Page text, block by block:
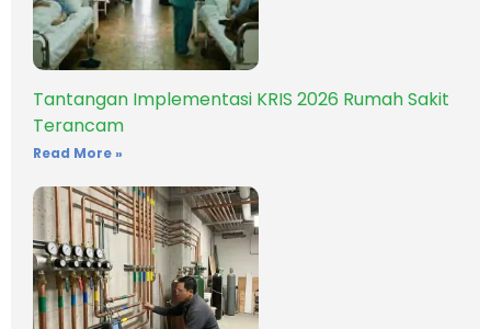
Tantangan Implementasi KRIS 2026 Rumah Sakit
Terancam
Read More »